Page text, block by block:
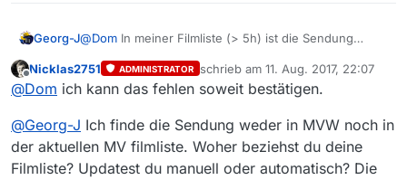
Georg-J@Dom In meiner Filmliste (> 5h) ist die Sendung
Offline
Nicklas2751 ADMINISTRATOR schrieb am 11. Aug. 2017, 22:07
zuletzt editiert von
@Dom ich kann das fehlen soweit bestätigen.
@Georg-J Ich finde die Sendung weder in MVW noch in
der aktuellen MV filmliste. Woher beziehst du deine
Filmliste? Updatest du manuell oder automatisch? Die